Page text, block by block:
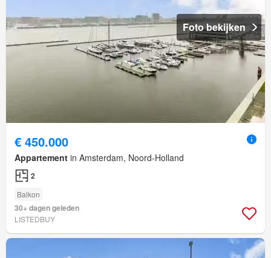
Foto bekijken
€ 450.000
Appartement in Amsterdam, Noord-Holland
2
Balkon
30+ dagen geleden
LISTEDBUY